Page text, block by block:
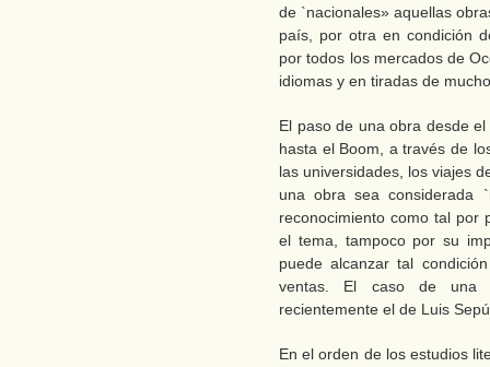
de `nacionales» aquellas
país, por otra en condición
por todos los mercados de
idiomas y en tiradas de
El paso de una obra desde
hasta el Boom, a través de
las universidades, los viajes
una obra sea considerada
reconocimiento como tal por
el tema, tampoco por su
puede alcanzar tal
ventas. El caso de una
recientemente el de Luis
En el orden de los estudios